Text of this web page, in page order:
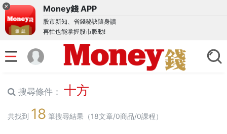
Money錢 APP
股市新知、省錢秘訣隨身讀
再忙也能掌握股市脈動!
搜尋條件： 十方
共找到 18 筆搜尋結果（18文章/0商品/0課程）